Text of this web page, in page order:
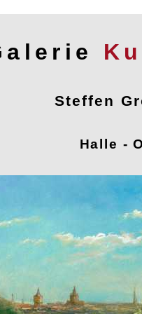
- Ölmalerei
Steffen
Halle -